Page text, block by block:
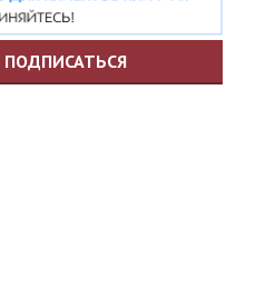
ПОДПИСАТЬСЯ